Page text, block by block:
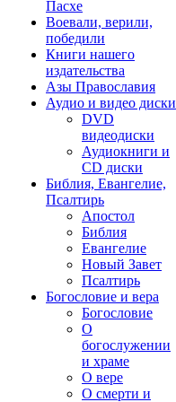
Пасхе
Воевали, верили,
победили
Книги нашего
издательства
Азы Православия
Аудио и видео диски
DVD
видеодиски
Аудиокниги и
CD диски
Библия, Евангелие,
Псалтирь
Апостол
Библия
Евангелие
Новый Завет
Псалтирь
Богословие и вера
Богословие
О
богослужении
и храме
О вере
О смерти и